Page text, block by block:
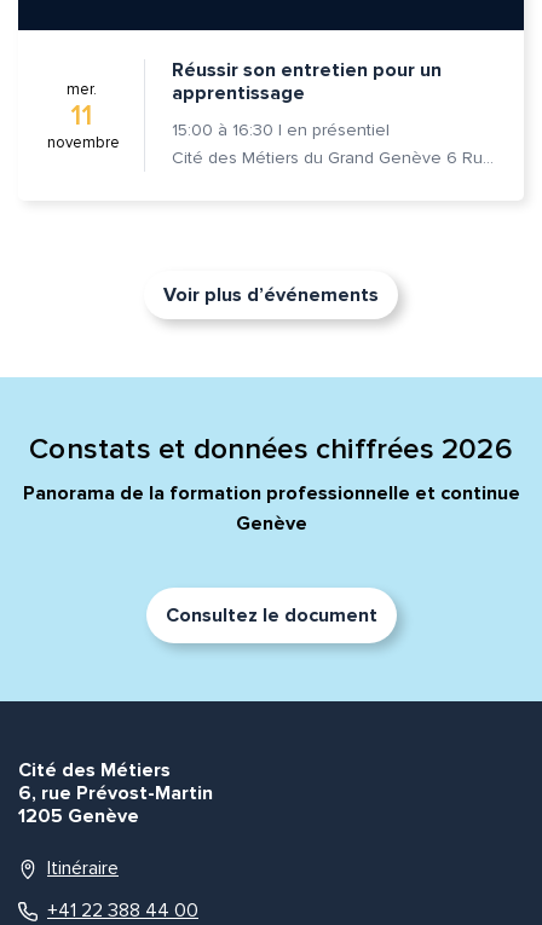
mer.
11
novembre
Réussir son entretien pour un
apprentissage
15:00 à 16:30 | en présentiel
Cité des Métiers du Grand Genève 6 Rue Prévost-Martin 1205 Genève
Voir plus d’événements
Constats et données chiffrées 2026
Panorama de la formation professionnelle et continue
Genève
Consultez le document
Cité des Métiers
6, rue Prévost-Martin
1205 Genève
Itinéraire
+41 22 388 44 00